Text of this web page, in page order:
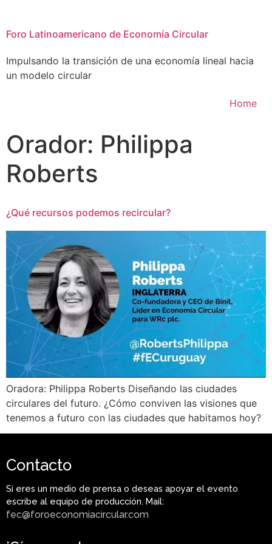
Foro Latinoamericano de Economía Circular
Impulsando la transición de una economía lineal hacia
un modelo circular
Home
Orador: Philippa
Roberts
¿Qué recursos podemos recircular?
Oradora: Philippa Roberts Diseñando las ciudades
circulares del futuro. ¿Cómo conviven las visiones que
tenemos a futuro con las ciudades que habitamos hoy?
Contacto
Si eres un medio de prensa o deseas apoyar el evento
escribe al equipo de producción. Mail:
fec@foroeconomiacircular.com